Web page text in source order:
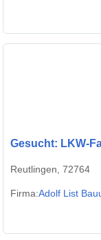
Gesucht: LKW-
Reutlingen, 72764
Firma:Adolf List